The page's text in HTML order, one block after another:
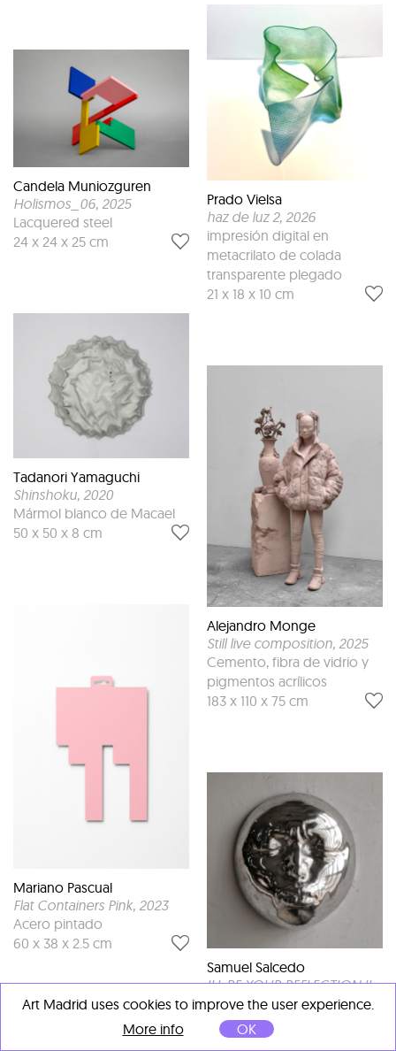
Candela Muniozguren
Holismos_06, 2025
Lacquered steel
24 x 24 x 25 cm
Tadanori Yamaguchi
Shinshoku, 2020
Mármol blanco de Macael
50 x 50 x 8 cm
Mariano Pascual
Flat Containers Pink, 2023
Acero pintado
60 x 38 x 2.5 cm
Prado Vielsa
haz de luz 2, 2026
impresión digital en
metacrilato de colada
transparente plegado
21 x 18 x 10 cm
Alejandro Monge
Still live composition, 2025
Cemento, fibra de vidrio y
pigmentos acrílicos
183 x 110 x 75 cm
Samuel Salcedo
ILL BE YOUR REFLECTION II,
2026
Aluminio cromado.
45 x 45 x 20 cm
Art Madrid uses cookies to improve the user experience.
More info
OK